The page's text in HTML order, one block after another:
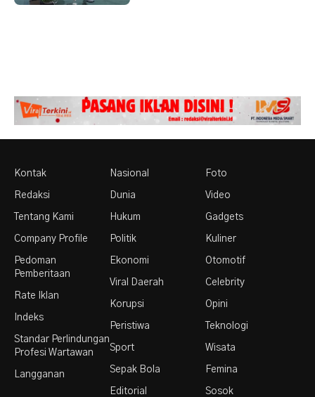
Kontak
Redaksi
Tentang Kami
Company Profile
Pedoman
Pemberitaan
Rate Iklan
Indeks
Standar Perlindungan
Profesi Wartawan
Langganan
Nasional
Dunia
Hukum
Politik
Ekonomi
Viral Daerah
Korupsi
Peristiwa
Sport
Sepak Bola
Editorial
Foto
Video
Gadgets
Kuliner
Otomotif
Celebrity
Opini
Teknologi
Wisata
Femina
Sosok